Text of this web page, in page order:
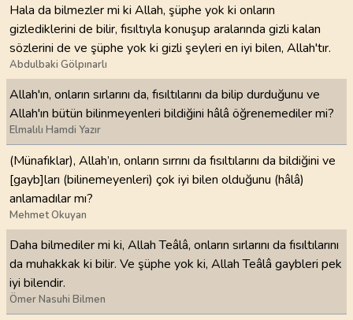
Hala da bilmezler mi ki Allah, şüphe yok ki onların
gizlediklerini de bilir, fısıltıyla konuşup aralarında gizli kalan
sözlerini de ve şüphe yok ki gizli şeyleri en iyi bilen, Allah'tır.
Abdulbaki Gölpınarlı
Allah'ın, onların sırlarını da, fısıltılarını da bilip durduğunu ve
Allah'ın bütün bilinmeyenleri bildiğini hâlâ öğrenemediler mi?
Elmalılı Hamdi Yazır
(Münafıklar), Allah’ın, onların sırrını da fısıltılarını da bildiğini ve
[gayb]ları (bilinemeyenleri) çok iyi bilen olduğunu (hâlâ)
anlamadılar mı?
Mehmet Okuyan
Daha bilmediler mi ki, Allah Teâlâ, onların sırlarını da fısıltılarını
da muhakkak ki bilir. Ve şüphe yok ki, Allah Teâlâ gaybleri pek
iyi bilendir.
Ömer Nasuhi Bilmen